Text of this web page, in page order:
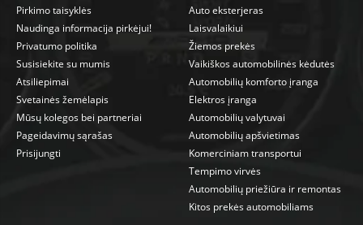
Pirkimo taisyklės
Naudinga informacija pirkėjui!
Privatumo politika
Susisiekite su mumis
Atsiliepimai
Svetainės žemėlapis
Mūsų kolegos bei partneriai
Pageidavimų sąrašas
Prisijungti
Auto eksterjeras
Laisvalaikiui
Žiemos prekės
Vaikiškos automobilinės kėdutės
Automobilių komforto įranga
Elektros įranga
Automobilių valytuvai
Automobilių apšvietimas
Komerciniam transportui
Tempimo virvės
Automobilių priežiūra ir remontas
Kitos prekės automobiliams